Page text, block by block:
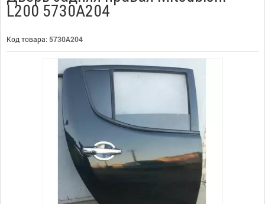
L200 5730A204
Код товара: 5730A204